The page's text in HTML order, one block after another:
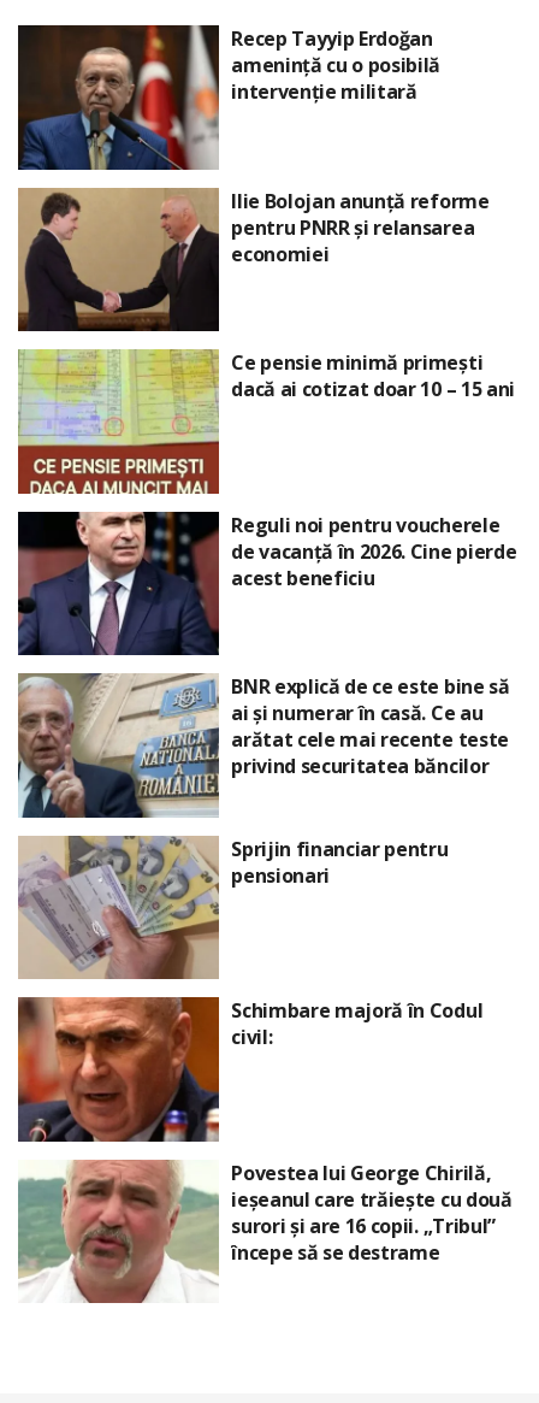
Recep Tayyip Erdoğan
amenință cu o posibilă
intervenție militară
Ilie Bolojan anunță reforme
pentru PNRR și relansarea
economiei
Ce pensie minimă primești
dacă ai cotizat doar 10 – 15 ani
Reguli noi pentru voucherele
de vacanță în 2026. Cine pierde
acest beneficiu
BNR explică de ce este bine să
ai și numerar în casă. Ce au
arătat cele mai recente teste
privind securitatea băncilor
Sprijin financiar pentru
pensionari
Schimbare majoră în Codul
civil:
Povestea lui George Chirilă,
ieșeanul care trăiește cu două
surori și are 16 copii. „Tribul”
începe să se destrame